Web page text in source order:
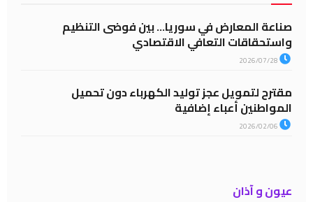
صناعة المعارض في سوريا… بين فوضى التنظيم
واستحقاقات التعافي الاقتصادي
مقترح لتمويل عجز توليد الكهرباء دون تحميل
المواطنين أعباء إضافية
عيون و آذان